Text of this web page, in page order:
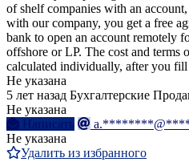
of shelf companies with an
with our company, you get a free
bank to open an account remotely
offshore or LP. The cost and terms
calculated individually, after you fill
Не указана
5 лет назад Бухгалтерские
Не указана
Написать
Не указана
Удалить из избранного